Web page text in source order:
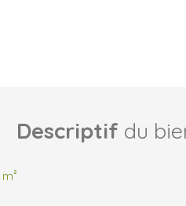
Descriptif du
m²